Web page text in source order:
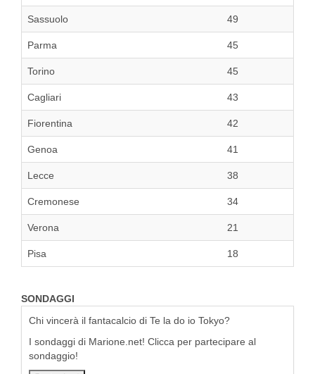
Sassuolo 49
Parma 45
Torino 45
Cagliari 43
Fiorentina 42
Genoa 41
Lecce 38
Cremonese 34
Verona 21
Pisa 18
SONDAGGI
Chi vincerà il fantacalcio di Te la do io Tokyo?
I sondaggi di Marione.net! Clicca per partecipare al
sondaggio!